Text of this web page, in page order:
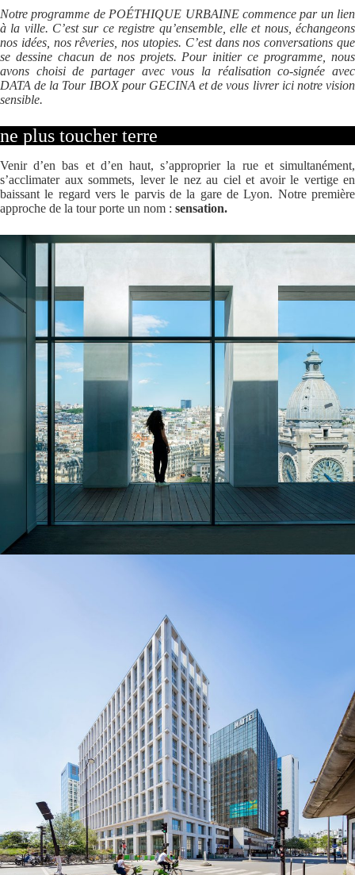
Notre programme de POÉTHIQUE URBAINE commence par un lien
à la ville. C’est sur ce registre qu’ensemble, elle et nous, échangeons
nos idées, nos rêveries, nos utopies. C’est dans nos conversations que
se dessine chacun de nos projets. Pour initier ce programme, nous
avons choisi de partager avec vous la réalisation co-signée avec
DATA de la Tour IBOX pour GECINA et de vous livrer ici notre vision
sensible.
ne plus toucher terre
Venir d’en bas et d’en haut, s’approprier la rue et simultanément,
s’acclimater aux sommets, lever le nez au ciel et avoir le vertige en
baissant le regard vers le parvis de la gare de Lyon. Notre première
approche de la tour porte un nom : sensation.